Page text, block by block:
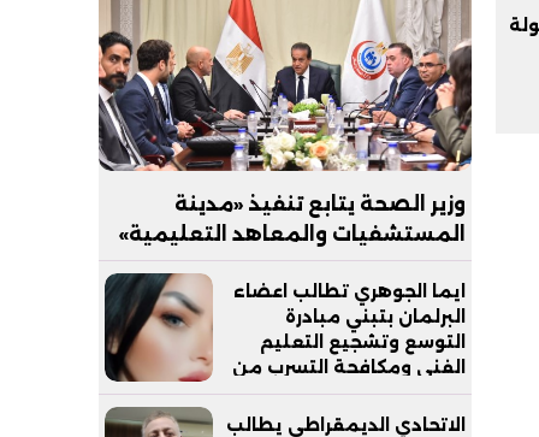
وزير الصحة يتابع تنفيذ «مدينة
المستشفيات والمعاهد التعليمية»
بالعاصمة الجديدة
ايما الجوهري تطالب اعضاء
البرلمان بتبني مبادرة
التوسع وتشجيع التعليم
الفني ومكافحة التسرب من
التعليم
الاتحادي الديمقراطي يطالب